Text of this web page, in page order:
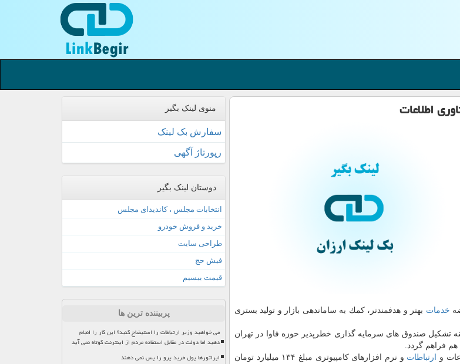
اطلاعات
خدمات بهتر و هدفمندتر، كمك به ساماندهی بازار و تولید بستری
تشكیل صندوق های سرمایه گذاری خطرپذیر حوزه فاوا در تهران
فراهم گردد.
و ارتباطات
و نرم افزارهای كامپیوتری مبلغ ۱۳۴ میلیارد تومان
منوی لینک بگیر
سفارش بک لینک
رپورتاژ آگهی
دوستان لینک بگیر
انتخابات مجلس ، کاندیدای مجلس
خرید و فروش خودرو
طراحی سایت
فیش حج
قیمت بیسیم
پربیننده ترین ها
می خواهید وزیر ارتباطات را استیضاح کنید؟ این کار را انجام
دهید اما دولت در مقابل استفاده مردم از اینترنت کوتاه نمی آید
اپراتورها پول خرید پرو را پس نمی دهند